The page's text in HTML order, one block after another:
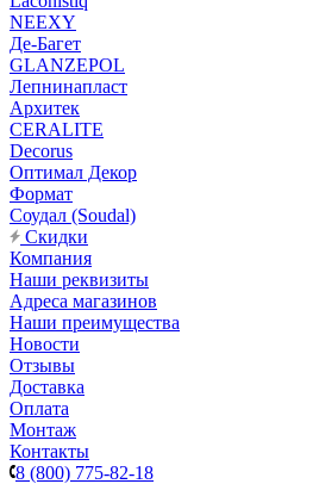
NEEXY
Де-Багет
GLANZEPOL
Лепнинапласт
Архитек
CERALITE
Decorus
Оптимал Декор
Формат
Соудал (Soudal)
Скидки
Компания
Наши реквизиты
Адреса магазинов
Наши преимущества
Новости
Отзывы
Доставка
Оплата
Монтаж
Контакты
8 (800) 775-82-18